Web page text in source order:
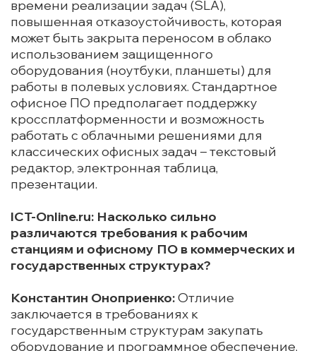
времени реализации задач (SLA),
повышенная отказоустойчивость, которая
может быть закрыта переносом в облако
использованием защищенного
оборудования (ноутбуки, планшеты) для
работы в полевых условиях. Стандартное
офисное ПО предполагает поддержку
кроссплатформенности и возможность
работать с облачными решениями для
классических офисных задач – текстовый
редактор, электронная таблица,
презентации.
ICT-Online.ru: Насколько сильно
различаются требования к рабочим
станциям и офисному ПО в коммерческих и
государственных структурах?
Константин Оноприенко:Отличие
заключается в требованиях к
государственным структурам закупать
оборудование и программное обеспечение,